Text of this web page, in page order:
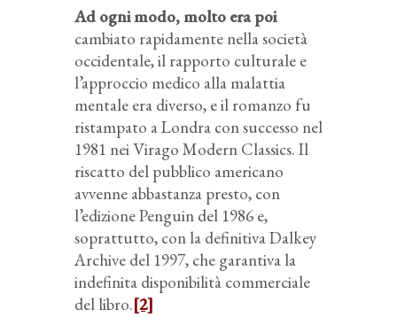
Ad ogni modo, molto era poi
cambiato rapidamente nella società
occidentale, il rapporto culturale e
l’approccio medico alla malattia
mentale era diverso, e il romanzo fu
ristampato a Londra con successo nel
1981 nei Virago Modern Classics. Il
riscatto del pubblico americano
avvenne abbastanza presto, con
l’edizione Penguin del 1986 e,
soprattutto, con la definitiva Dalkey
Archive del 1997, che garantiva la
indefinita disponibilità commerciale
del libro.[2]